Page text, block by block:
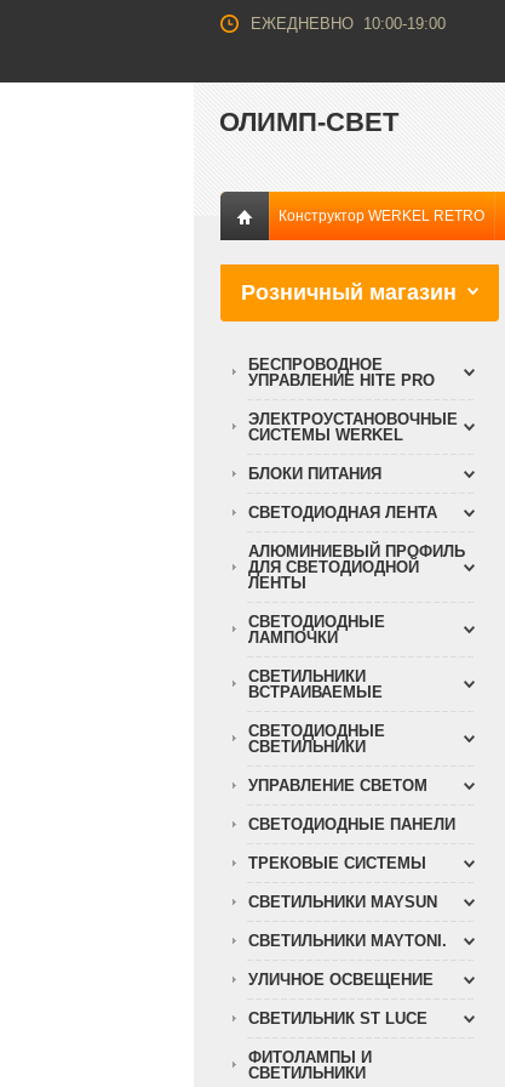
ЕЖЕДНЕВНО 10:00-19:00
ОЛИМП-СВЕТ
Конструктор WERKEL RETRO
Розничный магазин
БЕСПРОВОДНОЕ
УПРАВЛЕНИЕ HITE PRO
ЭЛЕКТРОУСТАНОВОЧНЫЕ
СИСТЕМЫ WERKEL
БЛОКИ ПИТАНИЯ
СВЕТОДИОДНАЯ ЛЕНТА
АЛЮМИНИЕВЫЙ ПРОФИЛЬ
ДЛЯ СВЕТОДИОДНОЙ
ЛЕНТЫ
СВЕТОДИОДНЫЕ
ЛАМПОЧКИ
СВЕТИЛЬНИКИ
ВСТРАИВАЕМЫЕ
СВЕТОДИОДНЫЕ
СВЕТИЛЬНИКИ
УПРАВЛЕНИЕ СВЕТОМ
СВЕТОДИОДНЫЕ ПАНЕЛИ
ТРЕКОВЫЕ СИСТЕМЫ
СВЕТИЛЬНИКИ MAYSUN
СВЕТИЛЬНИКИ MAYTONI.
УЛИЧНОЕ ОСВЕЩЕНИЕ
СВЕТИЛЬНИК ST LUCE
ФИТОЛАМПЫ И
СВЕТИЛЬНИКИ